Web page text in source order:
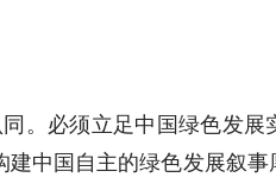
。必须立足中国绿色发展
中国自主的绿色发展叙